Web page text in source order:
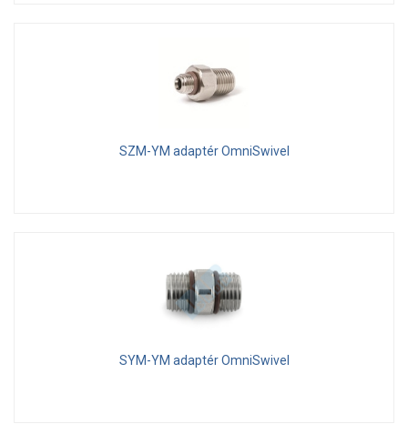
SZM-YM adaptér OmniSwivel
SYM-YM adaptér OmniSwivel